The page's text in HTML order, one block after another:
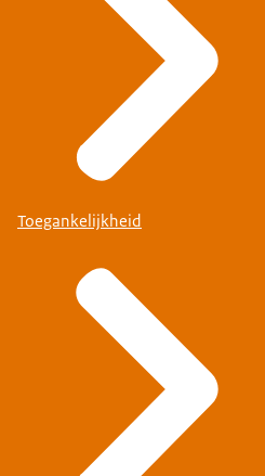
Toegankelijkheid